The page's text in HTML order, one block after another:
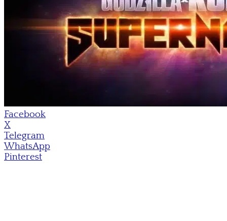
Facebook
X
Telegram
WhatsApp
Pinterest